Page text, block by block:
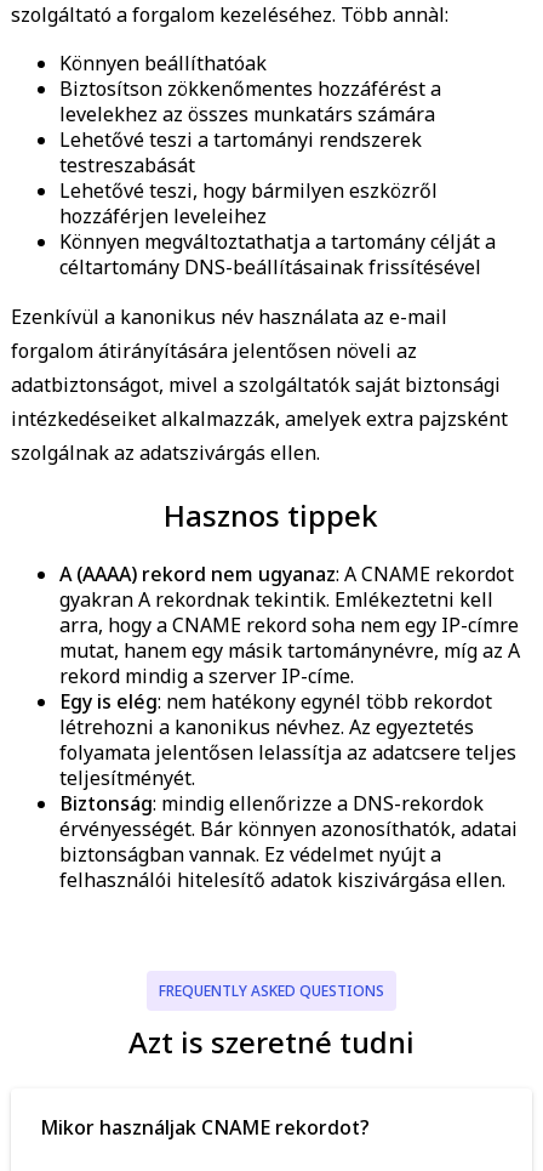
szolgáltató a forgalom kezeléséhez. Több annàl:
Könnyen beállíthatóak
Biztosítson zökkenőmentes hozzáférést a
levelekhez az összes munkatárs számára
Lehetővé teszi a tartományi rendszerek
testreszabását
Lehetővé teszi, hogy bármilyen eszközről
hozzáférjen leveleihez
Könnyen megváltoztathatja a tartomány célját a
céltartomány DNS-beállításainak frissítésével
Ezenkívül a kanonikus név használata az e-mail
forgalom átirányítására jelentősen növeli az
adatbiztonságot, mivel a szolgáltatók saját biztonsági
intézkedéseiket alkalmazzák, amelyek extra pajzsként
szolgálnak az adatszivárgás ellen.
Hasznos tippek
A (AAAA) rekord nem ugyanaz: A CNAME rekordot
gyakran A rekordnak tekintik. Emlékeztetni kell
arra, hogy a CNAME rekord soha nem egy IP-címre
mutat, hanem egy másik tartománynévre, míg az A
rekord mindig a szerver IP-címe.
Egy is elég: nem hatékony egynél több rekordot
létrehozni a kanonikus névhez. Az egyeztetés
folyamata jelentősen lelassítja az adatcsere teljes
teljesítményét.
Biztonság: mindig ellenőrizze a DNS-rekordok
érvényességét. Bár könnyen azonosíthatók, adatai
biztonságban vannak. Ez védelmet nyújt a
felhasználói hitelesítő adatok kiszivárgása ellen.
FREQUENTLY ASKED QUESTIONS
Azt is szeretné tudni
Mikor használjak CNAME rekordot?